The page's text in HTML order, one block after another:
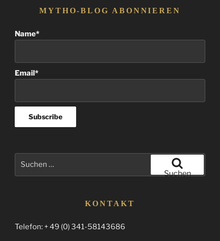
MYTHO-BLOG ABONNIEREN
Name*
Email*
Suchen
KONTAKT
Telefon: + 49 (0) 341-58143686